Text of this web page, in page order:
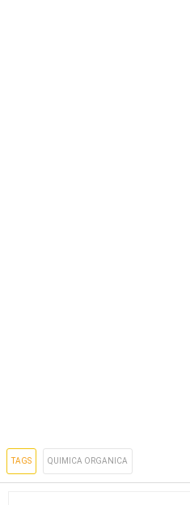
TAGS QUIMICA ORGANICA